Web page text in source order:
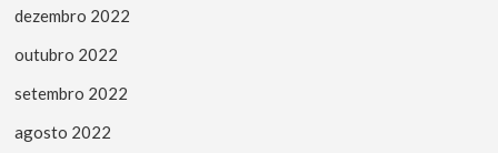
dezembro 2022
outubro 2022
setembro 2022
agosto 2022